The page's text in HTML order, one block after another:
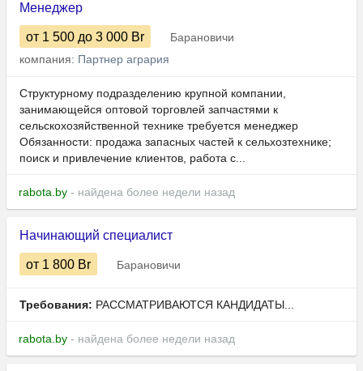
Менеджер
от 1 500 до 3 000 Br
Барановичи
компания: Партнер агрария
Структурному подразделению крупной компании,
занимающейся оптовой торговлей запчастями к
сельскохозяйственной технике требуется менеджер
Обязанности: продажа запасных частей к сельхозтехнике;
поиск и привлечение клиентов, работа с...
rabota.by - найдена более недели назад
Начинающий специалист
от 1 800 Br Барановичи
Требования: РАССМАТРИВАЮТСЯ КАНДИДАТЫ...
rabota.by - найдена более недели назад